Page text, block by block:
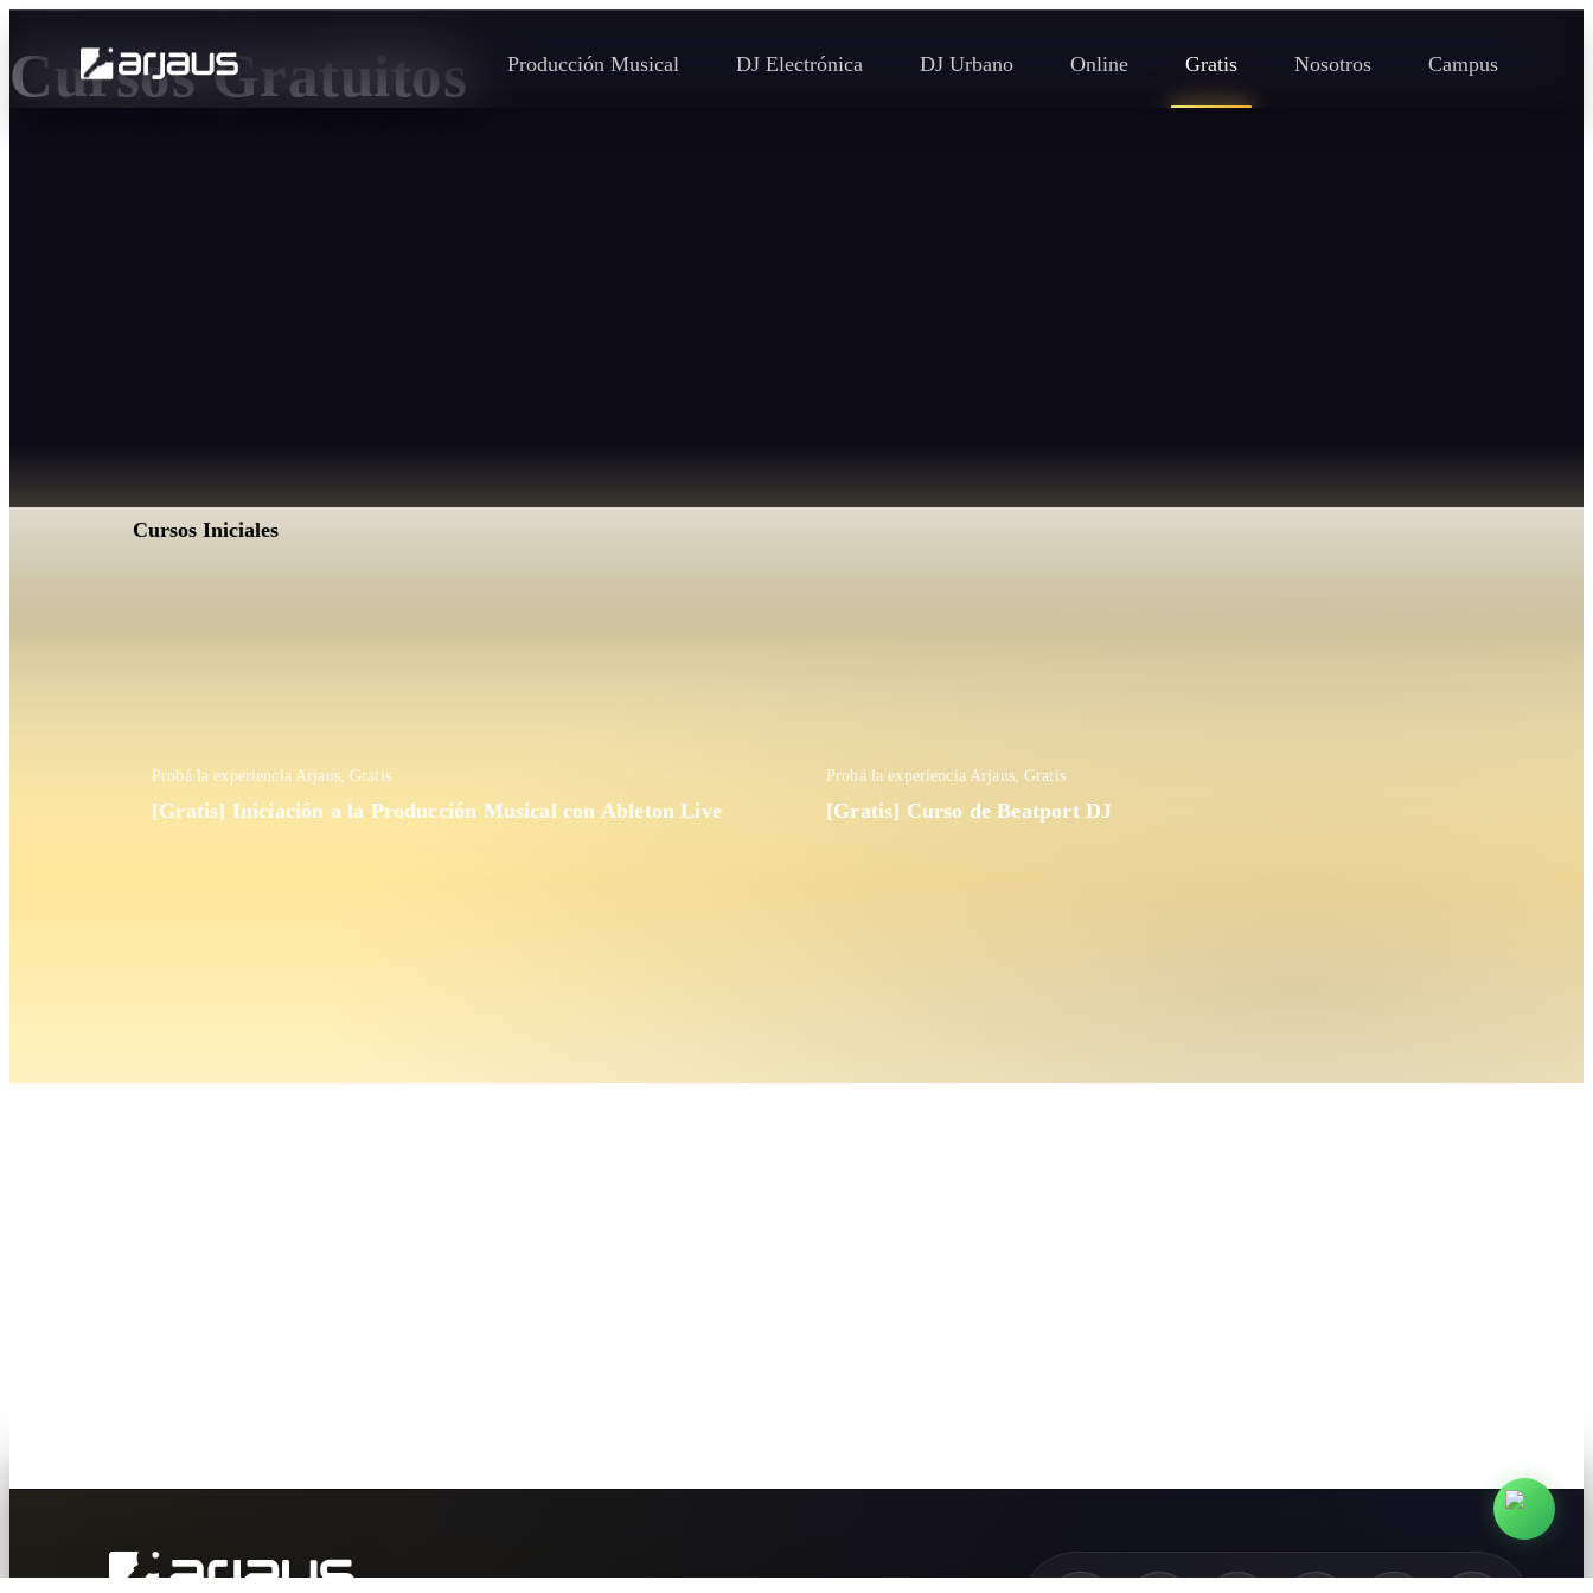
Producción Musical DJ Electrónica DJ Urbano Online Gratis Nosotros Campus
Cursos Gratuitos
Cursos Iniciales
Probá la experiencia Arjaus, Gratis
[Gratis] Iniciación a la Producción Musical con Ableton Live
Probá la experiencia Arjaus, Gratis
[Gratis] Curso de Beatport DJ